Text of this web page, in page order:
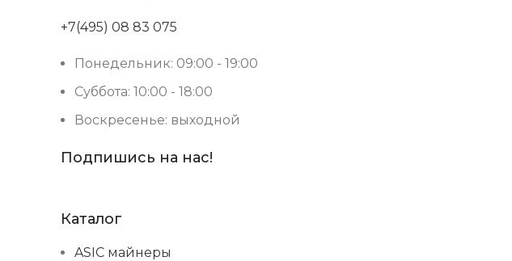
+7(495) 08 83 075
Понедельник: 09:00 - 19:00
Суббота: 10:00 - 18:00
Воскресенье: выходной
Подпишись на нас!
Каталог
ASIC майнеры